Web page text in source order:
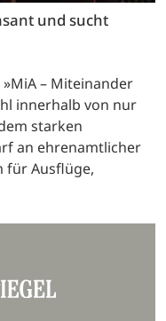
und sucht
– Miteinander
innerhalb von nur
starken
an ehrenamtlicher
für Ausflüge,